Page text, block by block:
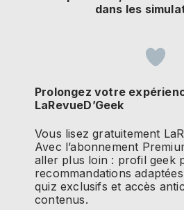
dans les
Prolongez votre
LaRevueD’Geek
Vous lisez gratuitement
Avec l’abonnement
aller plus loin : profil geek
recommandations
quiz exclusifs et accès
contenus.